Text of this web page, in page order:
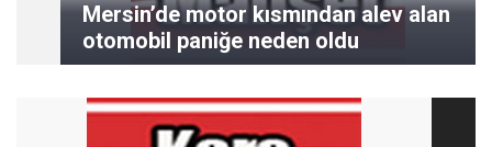
Mersin’de motor kısmından alev alan
otomobil paniğe neden oldu